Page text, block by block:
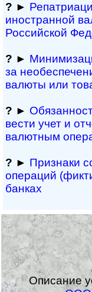
? ►
иностранной
Рос­сий­ской
? ►
за
валюты или
? ►
вести учет и
валютным
? ► Признаки
операций
банках
Описание